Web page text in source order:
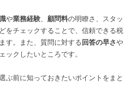
や業務経験 顧問料の明瞭さ、スタッ
をチェックすることで、信頼できる税
す。また、質問に対する 回答の早さや
ックしたいところです。
ぶ前に知っておきたいポイントをまと